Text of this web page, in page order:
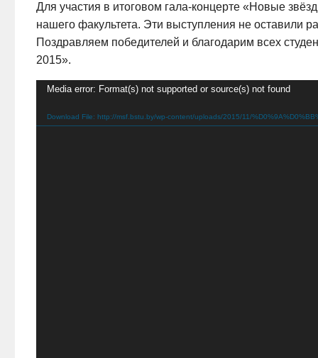
Для участия в итоговом гала-концерте «Новые
нашего факультета. Эти выступления не оставили
Поздравляем победителей и благодарим всех
2015».
Video
Media error: Format(s) not supported or source(s) not found
Download File: http://msf.bstu.by/wp-content/uploads/2015/11/